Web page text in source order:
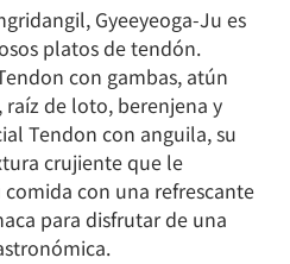
Gyeeyeoga-Ju es
platos de tendón.
con gambas, atún
de loto, berenjena y
Tendon con anguila, su
crujiente que le
con una refrescante
para disfrutar de una